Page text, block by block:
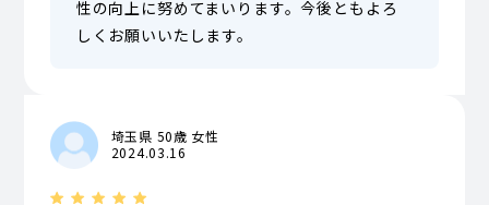
性の向上に努めてまいります。今後ともよろ
しくお願いいたします。
埼玉県 50歳 女性
2024.03.16